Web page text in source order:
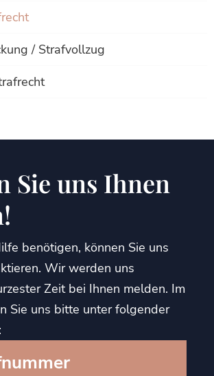
/ Strafvollzug
Sie uns Ihnen
benötigen, können Sie uns
Wir werden uns
Zeit bei Ihnen melden. Im
Sie uns bitte unter folgender